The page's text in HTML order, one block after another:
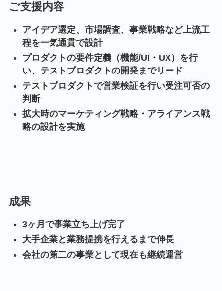
ご支援内容
アイデア選定、市場調査、事業戦略など上流工
程を一気通貫で設計
プロダクトの要件定義（機能/UI・UX）を行
い、テストプロダクトの開発までリード
テストプロダクトで営業検証を行い受注可否の
判断
拡大時のマーケティング戦略・アライアンス戦
略の設計を実施
成果
3ヶ月で事業立ち上げ完了
大手企業と業務提携を行えるまで伸長
会社の第二の事業として現在も継続運営